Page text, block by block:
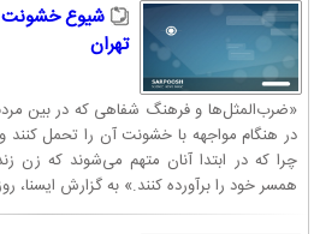
شیوع خشونت
تهران
«ضرب‌المثل‌ها و فرهنگ شفاهی که در بین
در هنگام مواجهه با خشونت آن را تحمل کنند
چرا که در ابتدا آنان متهم می‌شوند که زن
همسر خود را برآورده کنند.» به گزارش ایسنا،